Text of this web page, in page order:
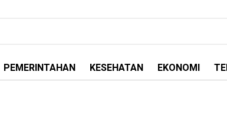
PEMERINTAHAN KESEHATAN EKONOMI